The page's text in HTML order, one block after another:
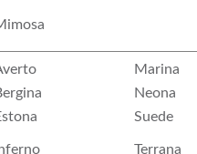
Marina
Neona
Suede
Terrana